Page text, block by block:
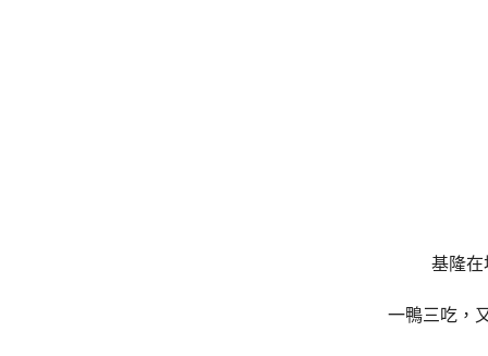
基隆在
一鴨三吃，